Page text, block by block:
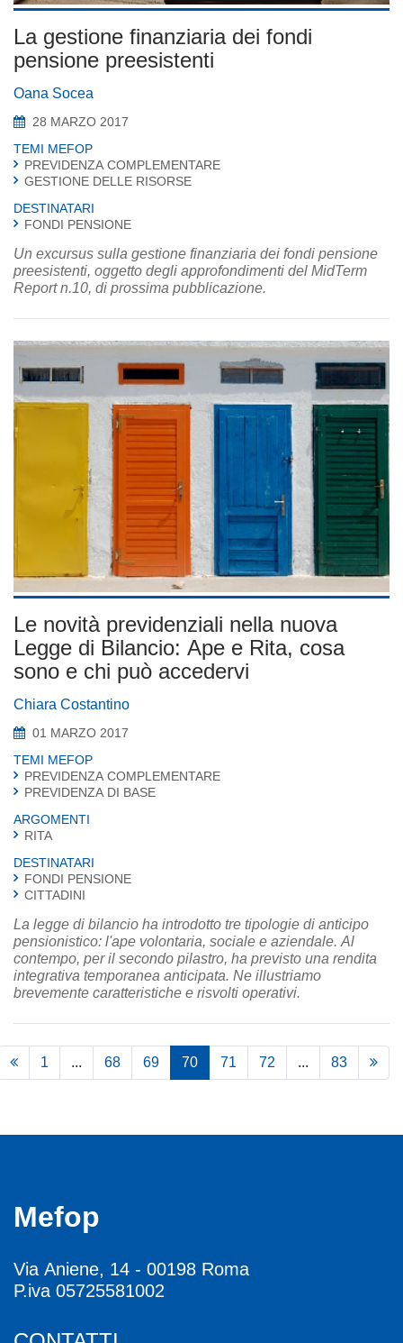
La gestione finanziaria dei fondi
pensione preesistenti
Oana Socea
28 MARZO 2017
TEMI MEFOP
PREVIDENZA COMPLEMENTARE
GESTIONE DELLE RISORSE
DESTINATARI
FONDI PENSIONE
Un excursus sulla gestione finanziaria dei fondi pensione
preesistenti, oggetto degli approfondimenti del MidTerm
Report n.10, di prossima pubblicazione.
Le novità previdenziali nella nuova
Legge di Bilancio: Ape e Rita, cosa
sono e chi può accedervi
Chiara Costantino
01 MARZO 2017
TEMI MEFOP
PREVIDENZA COMPLEMENTARE
PREVIDENZA DI BASE
ARGOMENTI
RITA
DESTINATARI
FONDI PENSIONE
CITTADINI
La legge di bilancio ha introdotto tre tipologie di anticipo
pensionistico: l'ape volontaria, sociale e aziendale. Al
contempo, per il secondo pilastro, ha previsto una rendita
integrativa temporanea anticipata. Ne illustriamo
brevemente caratteristiche e risvolti operativi.
1 ... 68 69 70 71 72 ... 83
Mefop
Via Aniene, 14 - 00198 Roma
P.iva 05725581002